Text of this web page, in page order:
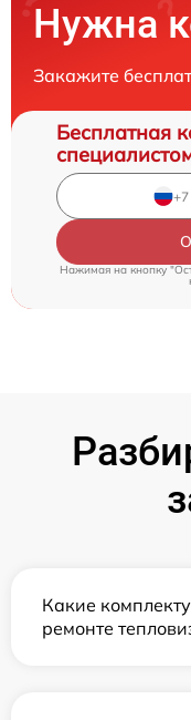
Нужна
Закажите
Бесплатная
Нажимая на кнопку
Какие
ремонте